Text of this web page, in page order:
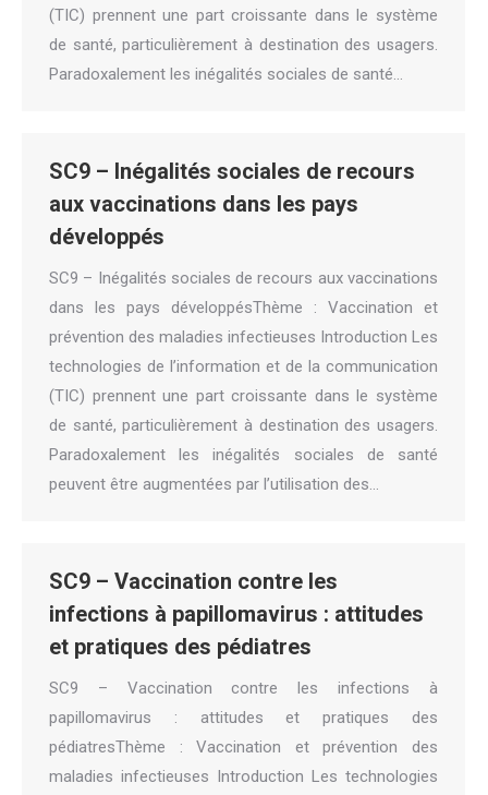
(TIC) prennent une part croissante dans le système
de santé, particulièrement à destination des usagers.
Paradoxalement les inégalités sociales de santé…
SC9 – Inégalités sociales de recours
aux vaccinations dans les pays
développés
SC9 – Inégalités sociales de recours aux vaccinations
dans les pays développésThème : Vaccination et
prévention des maladies infectieuses Introduction Les
technologies de l’information et de la communication
(TIC) prennent une part croissante dans le système
de santé, particulièrement à destination des usagers.
Paradoxalement les inégalités sociales de santé
peuvent être augmentées par l’utilisation des…
SC9 – Vaccination contre les
infections à papillomavirus : attitudes
et pratiques des pédiatres
SC9 – Vaccination contre les infections à
papillomavirus : attitudes et pratiques des
pédiatresThème : Vaccination et prévention des
maladies infectieuses Introduction Les technologies